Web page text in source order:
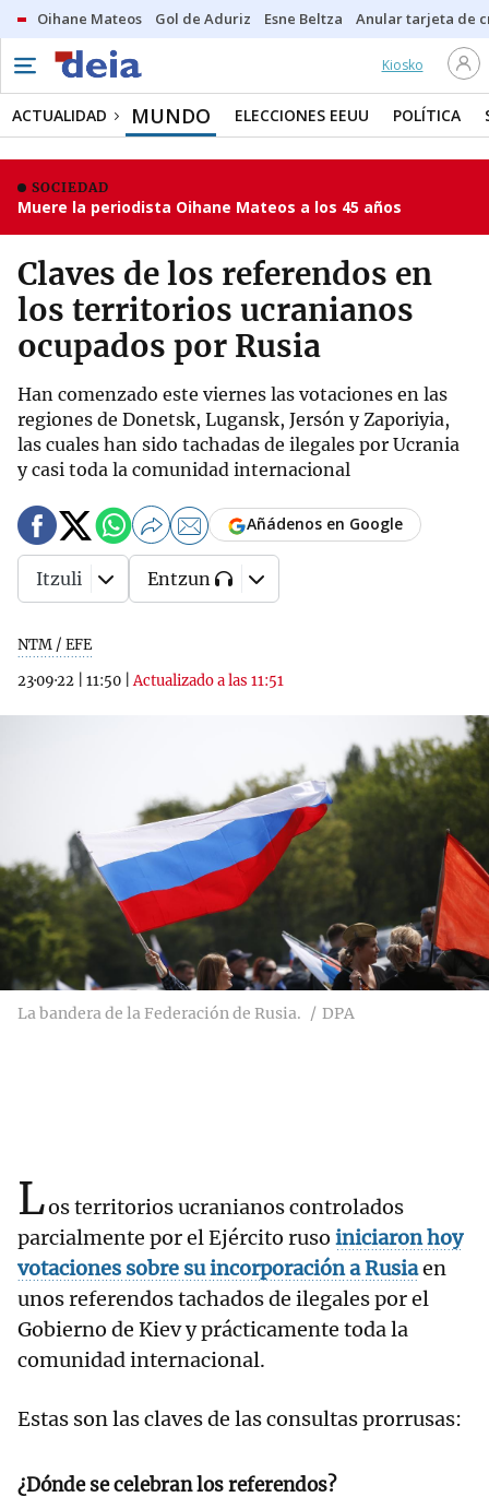
Oihane Mateos Gol de Aduriz Esne Beltza Anular tarjeta de
Kiosko
ACTUALIDAD MUNDO ELECCIONES EEUU POLÍTICA
SOCIEDAD
Muere la periodista Oihane Mateos a los 45 años
Claves de los referendos en
los territorios ucranianos
ocupados por Rusia
Han comenzado este viernes las votaciones en las
regiones de Donetsk, Lugansk, Jersón y Zaporiyia,
las cuales han sido tachadas de ilegales por Ucrania
y casi toda la comunidad internacional
NTM / EFE
23·09·22
11:50 |Actualizado a las 11:51
Añádenos en Google
Itzuli Entzun
La bandera de la Federación de Rusia. DPA
Los territorios ucranianos controlados
parcialmente por el Ejército ruso iniciaron hoy
votaciones sobre su incorporación a Rusiaen
unos referendos tachados de ilegales por el
Gobierno de Kiev y prácticamente toda la
comunidad internacional.
Estas son las claves de las consultas prorrusas:
¿Dónde se celebran los referendos?